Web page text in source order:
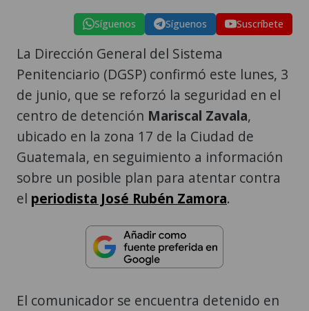
Síguenos Síguenos Suscríbete
La Dirección General del Sistema
Penitenciario (DGSP) confirmó este lunes, 3
de junio, que se reforzó la seguridad en el
centro de detención Mariscal Zavala,
ubicado en la zona 17 de la Ciudad de
Guatemala, en seguimiento a información
sobre un posible plan para atentar contra
el periodista José Rubén Zamora.
El comunicador se encuentra detenido en